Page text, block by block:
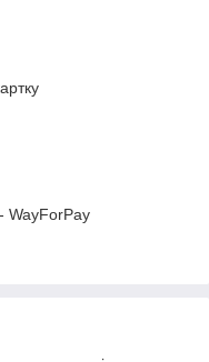
WayForPay